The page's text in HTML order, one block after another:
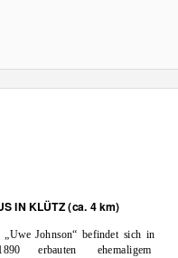
IN KLÜTZ (ca. 4 km)
„Uwe Johnson“ befindet sich in
erbauten ehemaligem